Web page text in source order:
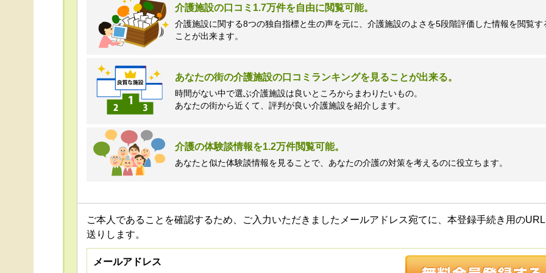
介護施設の口コミ1.7万件を自由に閲覧可能。
介護施設に関する8つの独自指標と生の声を元に、介護施設のよさを5段階評価した情報を閲覧す
ことが出来ます。
あなたの街の介護施設の口コミランキングを見ることが出来る。
時間がない中で選ぶ介護施設は良いところからまわりたいもの。
あなたの街から近くて、評判が良い介護施設を紹介します。
介護の体験談情報を1.2万件閲覧可能。
あなたと似た体験談情報を見ることで、あなたの介護の対策を考えるのに役立ちます。
ご本人であることを確認するため、ご入力いただきましたメールアドレス宛てに、本登録手続き用の
送りします。
メールアドレス